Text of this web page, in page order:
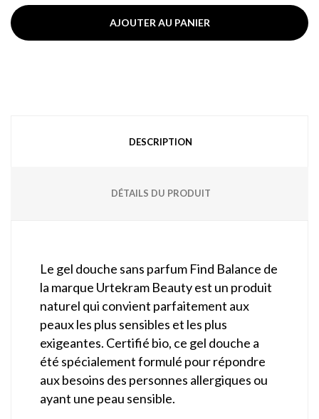
AJOUTER AU PANIER
DESCRIPTION
DÉTAILS DU PRODUIT
Le gel douche sans parfum Find Balance de
la marque Urtekram Beauty est un produit
naturel qui convient parfaitement aux
peaux les plus sensibles et les plus
exigeantes. Certifié bio, ce gel douche a
été spécialement formulé pour répondre
aux besoins des personnes allergiques ou
ayant une peau sensible.